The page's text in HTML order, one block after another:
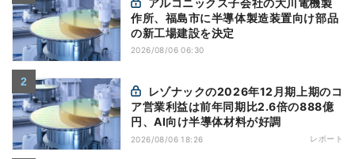
作所、福島市に半導体製造装置向け部品
の新工場建設を決定
2026/08/06 06:30
ア営業利益は前年同期比2.6倍の888億
円、AI向け半導体材料が好調
2026/08/06 18:26 レポート